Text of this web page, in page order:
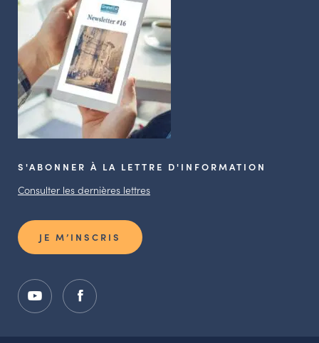
S'ABONNER À LA LETTRE D'INFORMATION
Consulter les dernières lettres
JE M’INSCRIS